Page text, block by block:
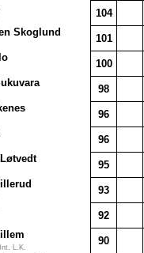
104
Skoglund
101
100
98
96
96
95
93
92
L.K.
90